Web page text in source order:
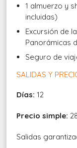
1 almuerzo y
incluidas)
Excursión de
Panorámicas
Seguro de
SALIDAS Y
Días: 12
Precio simple:
Salidas